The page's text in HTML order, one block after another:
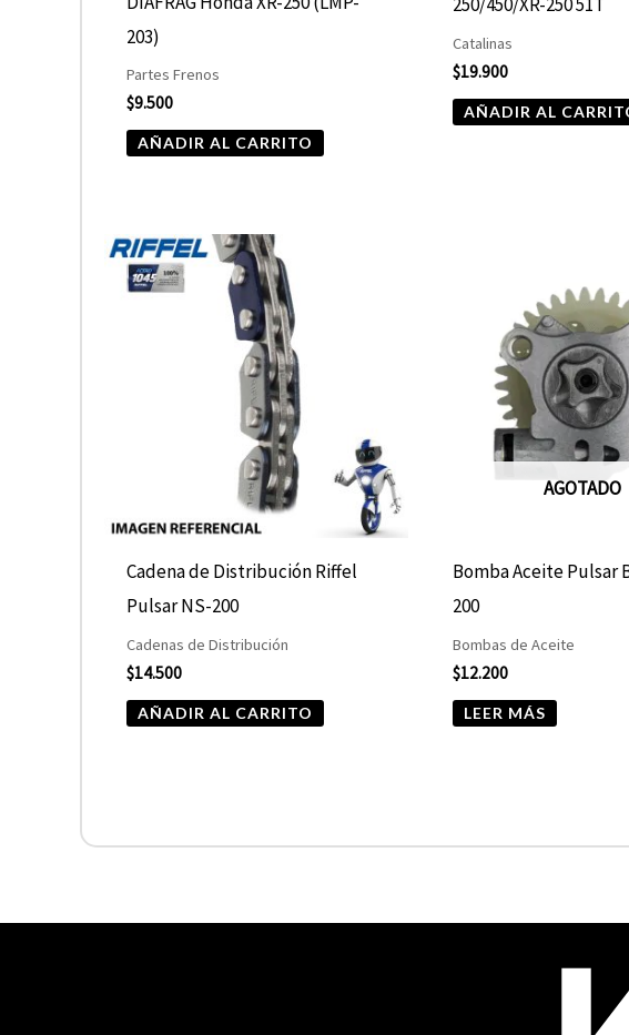
203)
Partes Frenos
$9.500
AÑADIR AL CARRITO
Catalinas
$19.900
AÑADIR AL
Cadena de Distribución Riffel
Pulsar NS-200
Cadenas de Distribución
$14.500
AÑADIR AL CARRITO
AGOTADO
Bomba Aceite Pulsar
200
Bombas de Aceite
$12.200
LEER MÁS